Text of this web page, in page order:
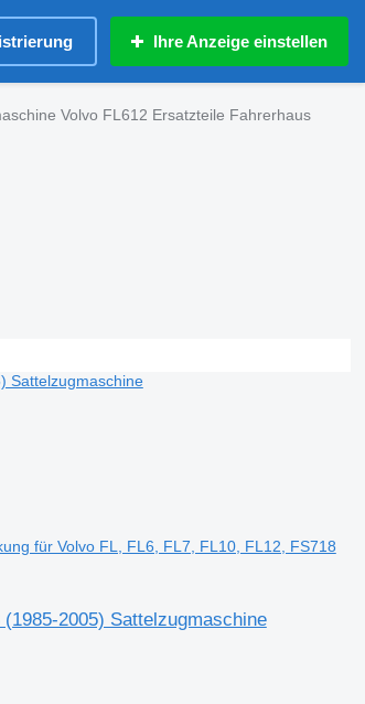
Ihre Anzeige einstellen
Volvo FL612 Ersatzteile Fahrerhaus
für Volvo FL, FL6, FL7, FL10, FL12, FS718
2005) Sattelzugmaschine